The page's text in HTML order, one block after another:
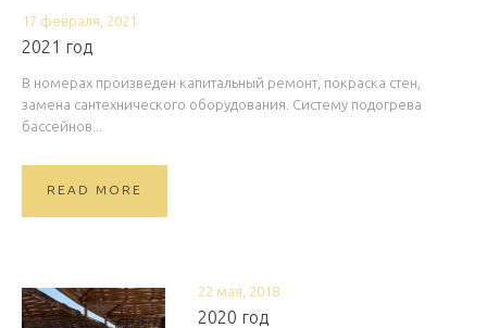
17 февраля, 2021
2021 год
В номерах произведен капитальный ремонт, покраска стен,
замена сантехнического оборудования. Систему подогрева
бассейнов...
READ MORE
22 мая, 2018
2020 год